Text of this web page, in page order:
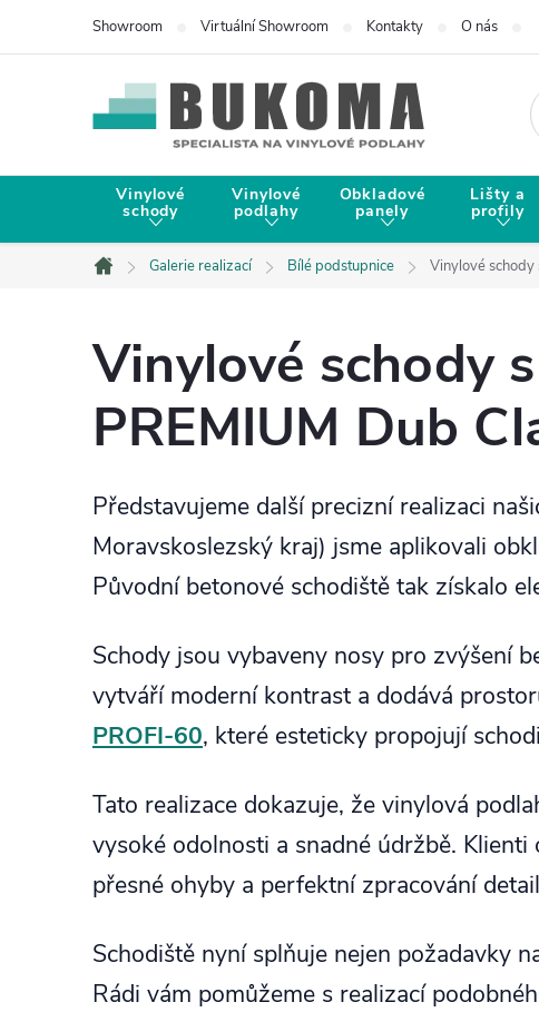
Showroom Virtuální Showroom Kontakty O nás
Vinylové
schody
Vinylové
podlahy
Obkladové
panely
Lišty a
profily
Domů
Galerie realizací Bílé podstupnice Vinylové schody
Vinylové schody
PREMIUM Dub
Představujeme další precizní realizaci
Moravskoslezský kraj) jsme aplikovali
Původní betonové schodiště tak získalo
Schody jsou vybaveny nosy pro zvýšení
vytváří moderní kontrast a dodává
PROFI-60, které esteticky propojují
Tato realizace dokazuje, že vinylová
vysoké odolnosti a snadné údržbě.
přesné ohyby a perfektní zpracování
Schodiště nyní splňuje nejen požadavky
Rádi vám pomůžeme s realizací